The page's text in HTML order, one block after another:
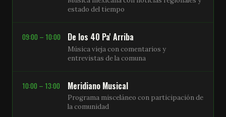
estado del tiempo
09:00 – 10:00 De los 40 Pa' Arriba
Música vieja con comentarios y
entrevistas de la comuna
10:00 – 13:00 Meridiano Musical
Programa misceláneo con participación de
la comunidad